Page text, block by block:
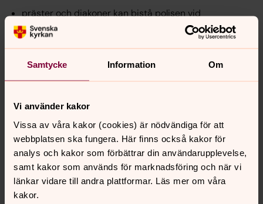
Samtycke Information Om
Vi använder kakor
Vissa av våra kakor (cookies) är nödvändiga för att
webbplatsen ska fungera. Här finns också kakor för
analys och kakor som förbättrar din användarupplevelse,
samt kakor som används för marknadsföring och när vi
länkar vidare till andra plattformar. Läs mer om våra
kakor.
präster och diakoner kan bistå polisen vid
överlämnande av dödsbud
polisanställda och anhöriga genom stödsamtal,
avlastningssamtal eller själavård
präster och diakoner kan leda handledningsgrupper
präster och diakoner kan genomföra minnesstunder
för polisanställda och vara ett stöd för drabbade
anhöriga och arbetskamrater till anställda som avlidit.
Om Kyrka–Polis i samverkan på Sveriges kristna råds
webbplats